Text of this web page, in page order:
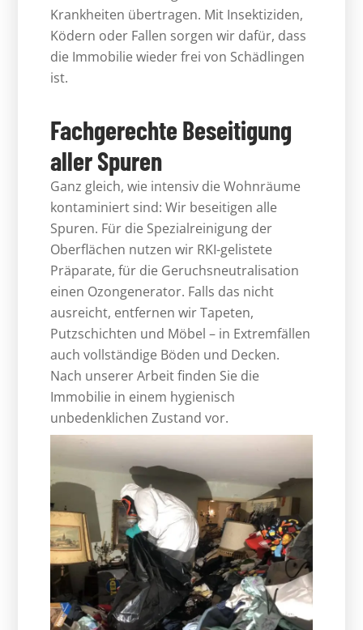
Krankheiten übertragen. Mit Insektiziden,
Ködern oder Fallen sorgen wir dafür, dass
die Immobilie wieder frei von Schädlingen
ist.
Fachgerechte Beseitigung
aller Spuren
Ganz gleich, wie intensiv die Wohnräume
kontaminiert sind: Wir beseitigen alle
Spuren. Für die Spezialreinigung der
Oberflächen nutzen wir RKI-gelistete
Präparate, für die Geruchsneutralisation
einen Ozongenerator. Falls das nicht
ausreicht, entfernen wir Tapeten,
Putzschichten und Möbel – in Extremfällen
auch vollständige Böden und Decken.
Nach unserer Arbeit finden Sie die
Immobilie in einem hygienisch
unbedenklichen Zustand vor.